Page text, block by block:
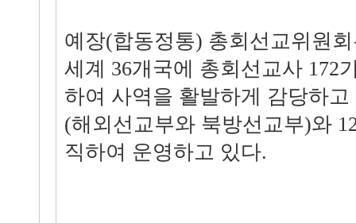
예장(합동정통) 총회선교위원
세계 36개국에 총회선교사 172
하여 사역을 활발하게 감당하
(해외선교부와 북방선교부)와
직하여 운영하고 있다.